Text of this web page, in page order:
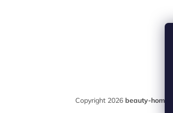
Copyright 2026 beauty-home